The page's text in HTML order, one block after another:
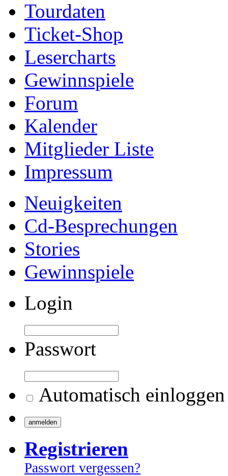
Tourdaten
Ticket-Shop
Lesercharts
Gewinnspiele
Forum
Kalender
Mitglieder Liste
Impressum
Neuigkeiten
Cd-Besprechungen
Stories
Gewinnspiele
Login
Passwort
Automatisch einloggen
Registrieren
Passwort vergessen?